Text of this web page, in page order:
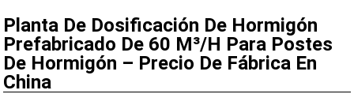
Planta De Dosificación De Hormigón
Prefabricado De 60 M³/h Para Postes
De Hormigón – Precio De Fábrica En
China